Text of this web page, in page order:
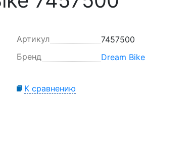
Артикул
7457500
Бренд
Dream Bike
К сравнению